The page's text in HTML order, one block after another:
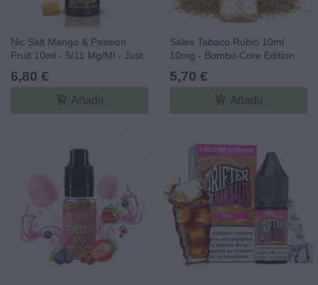
Nic Salt Mango & Passion
Fruit 10ml - 5/11 Mg/ml - Just
Juice
6,80 €
add_shopping_cart Añadir
Sales Tabaco Rubio 10ml
10mg - Bombo Core Edition
5,70 €
add_shopping_cart Añadir